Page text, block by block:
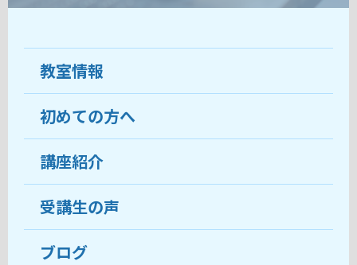
教室情報
教室について
受講生の声
おすすめ・人気の講座
目的から講座を探す
初めての方へ
ココがおすすめ
料金
受講までの流れ
講座紹介
受講生の声
ブログ